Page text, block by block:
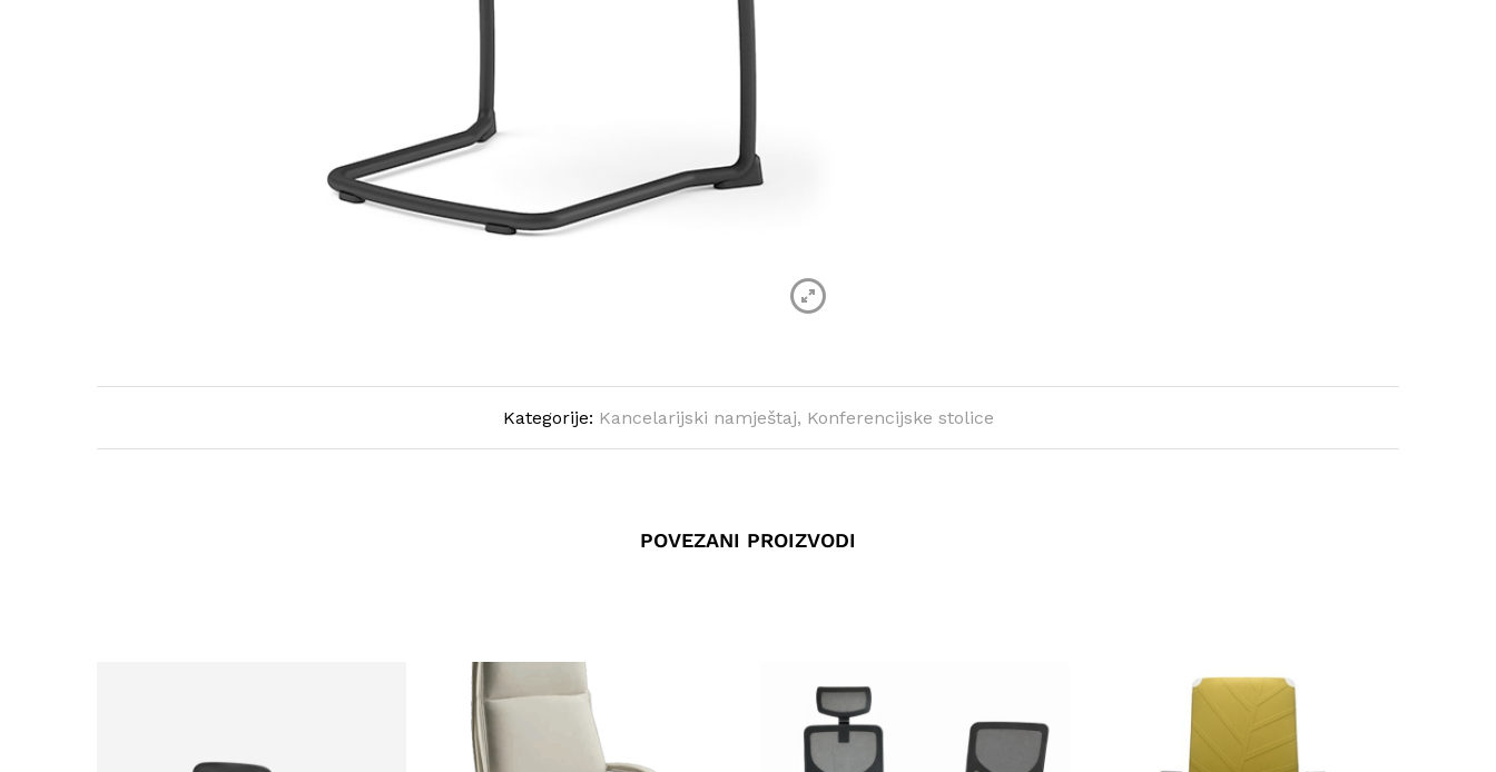
Kategorije: Kancelarijski namještaj, Konferencijske stolice
POVEZANI PROIZVODI